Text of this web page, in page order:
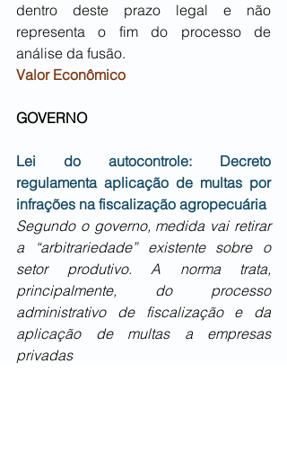
dentro deste prazo legal e não
representa o fim do processo de
análise da fusão.
Valor Econômico
GOVERNO
Lei do autocontrole:
Decreto
regulamenta aplicação de multas por
infrações na fiscalização agropecuária
Segundo o governo, medida vai retirar
a “arbitrariedade” existente sobre o
setor produtivo. A norma trata,
principalmente, do processo
administrativo de fiscalização e da
aplicação de multas a empresas
privadas